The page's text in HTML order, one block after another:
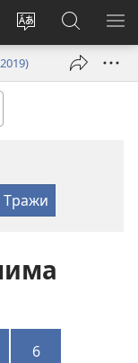
Промени
језик
сајта
Пријава
(отвара
прозор)
Претрага
сајта
JW.ORG
6